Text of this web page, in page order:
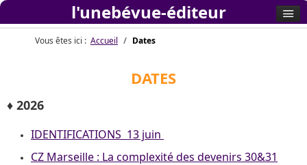
Vous êtes ici : Accueil Dates
DATES
♦ 2026
IDENTIFICATIONS 13 juin
CZ Marseille : La complexité des devenirs 30&31
l'unebévue-éditeur